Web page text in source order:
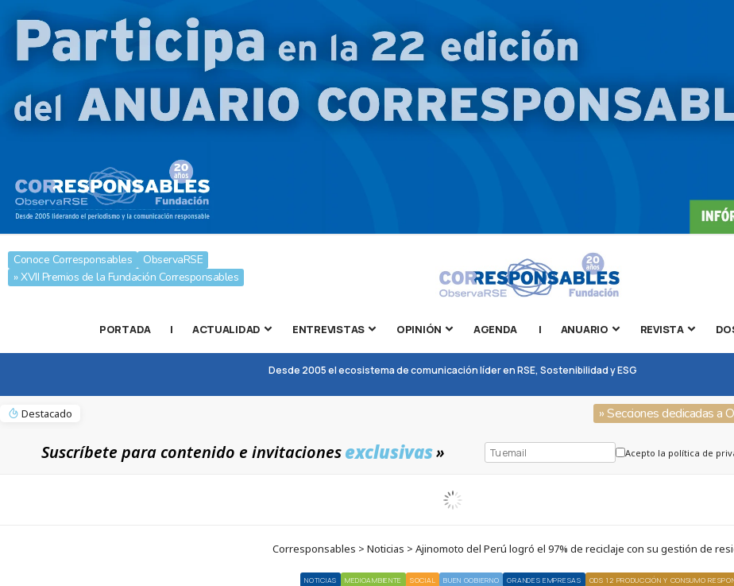
Conoce Corresponsables
ObservaRSE
» XVII Premios de la Fundación Corresponsables
PORTADA | ACTUALIDAD ENTREVISTAS OPINIÓN AGENDA | ANUARIO REVISTA
Desde 2005 el ecosistema de comunicación líder en RSE, Sostenibilidad y ESG
Destacado » Secciones dedicadas a
Suscríbete para contenido e invitacionesexclusivas» Acepto la política de
Corresponsables > Noticias > Ajinomoto del Perú logró el 97% de reciclaje con su gestión de
NOTICIAS MEDIOAMBIENTE SOCIAL BUEN GOBIERNO GRANDES EMPRESAS ODS 12 PRODUCCIÓN Y CONSUMO